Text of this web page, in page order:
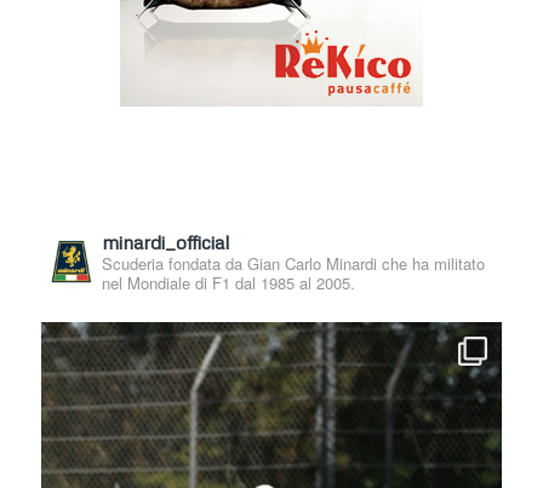
minardi_official
Scuderia fondata da Gian Carlo Minardi che ha militato
nel Mondiale di F1 dal 1985 al 2005.